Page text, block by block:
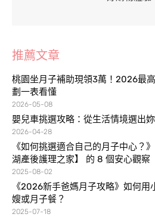
推薦文章
桃園坐月子補助現領3萬！2026最
劃一表看懂
2026-05-08
嬰兒車挑選攻略：從生活情境選出
2026-04-28
《如何挑選適合自己的月子中心？
湖產後護理之家】 的 8 個安心觀察
2025-08-02
《2026新手爸媽月子攻略》如何用
嫂或月子餐？
2025-07-18